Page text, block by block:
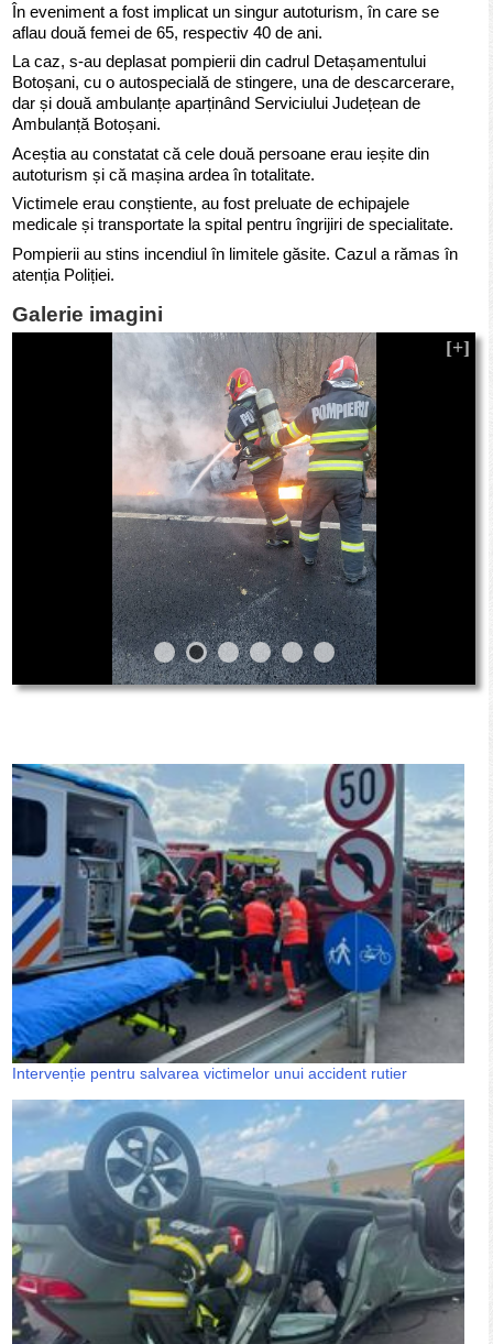
În eveniment a fost implicat un singur autoturism, în care se
aflau două femei de 65, respectiv 40 de ani.
La caz, s-au deplasat pompierii din cadrul Detașamentului
Botoșani, cu o autospecială de stingere, una de descarcerare,
dar și două ambulanțe aparținând Serviciului Județean de
Ambulanță Botoșani.
Aceștia au constatat că cele două persoane erau ieșite din
autoturism și că mașina ardea în totalitate.
Victimele erau conștiente, au fost preluate de echipajele
medicale și transportate la spital pentru îngrijiri de specialitate.
Pompierii au stins incendiul în limitele găsite. Cazul a rămas în
atenția Poliției.
Galerie imagini
Intervenție pentru salvarea victimelor unui accident rutier